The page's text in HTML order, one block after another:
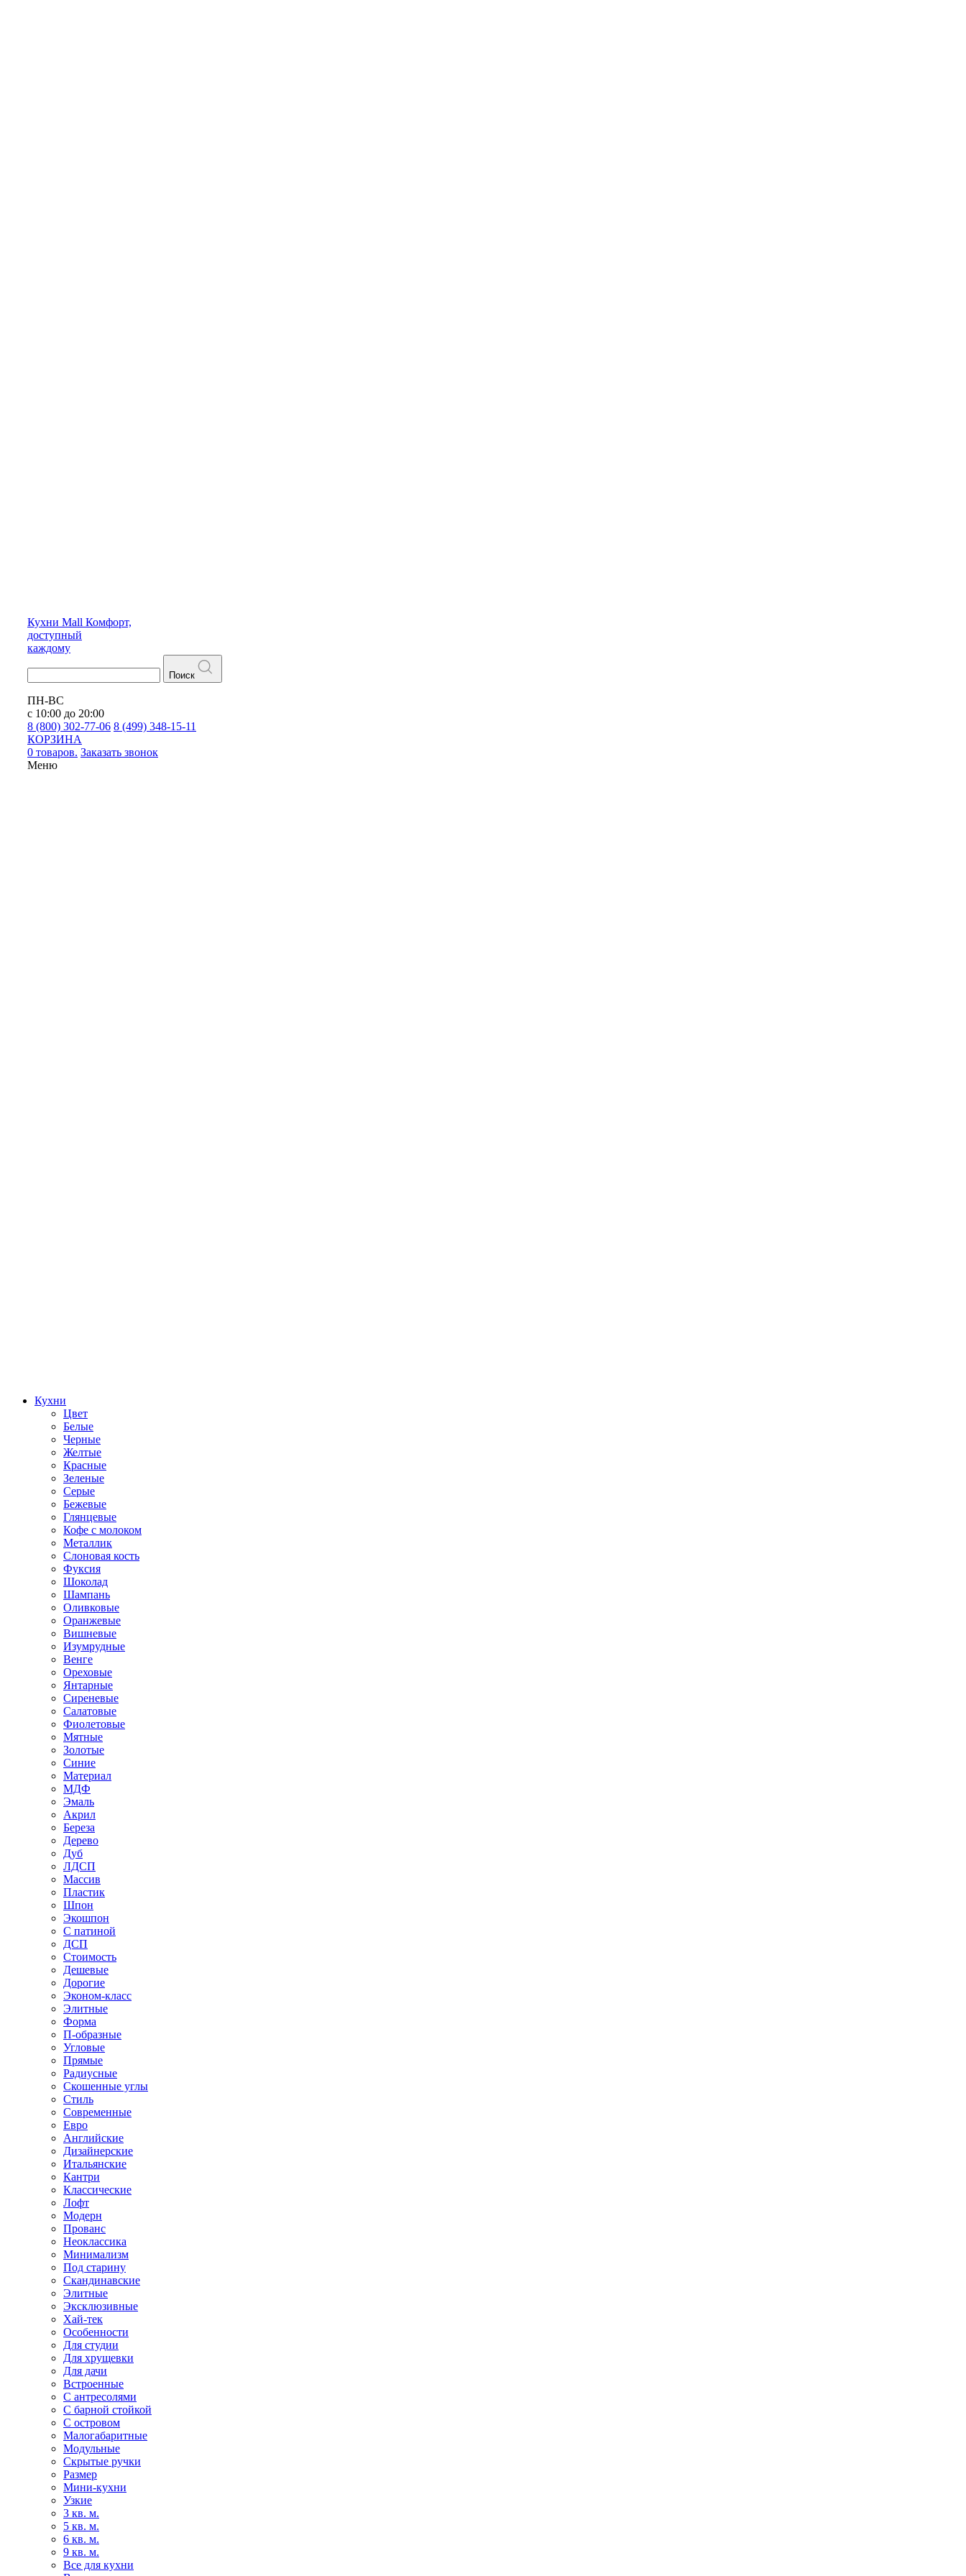
Кухни Mall Комфорт,
доступный
каждому
Поиск
ПН-ВС
с 10:00 до 20:00
8 (800) 302-77-06 8 (499) 348-15-11
КОРЗИНА
0 товаров. Заказать звонок
Меню
Кухни
Цвет
Белые
Черные
Желтые
Красные
Зеленые
Серые
Бежевые
Глянцевые
Кофе с молоком
Металлик
Слоновая кость
Фуксия
Шоколад
Шампань
Оливковые
Оранжевые
Вишневые
Изумрудные
Венге
Ореховые
Янтарные
Сиреневые
Салатовые
Фиолетовые
Мятные
Золотые
Синие
Материал
МДФ
Эмаль
Акрил
Береза
Дерево
Дуб
ЛДСП
Массив
Пластик
Шпон
Экошпон
С патиной
ДСП
Стоимость
Дешевые
Дорогие
Эконом-класс
Элитные
Форма
П-образные
Угловые
Прямые
Радиусные
Скошенные углы
Стиль
Современные
Евро
Английские
Дизайнерские
Итальянские
Кантри
Классические
Лофт
Модерн
Прованс
Неоклассика
Минимализм
Под старину
Скандинавские
Элитные
Эксклюзивные
Хай-тек
Особенности
Для студии
Для хрущевки
Для дачи
Встроенные
С антресолями
С барной стойкой
С островом
Малогабаритные
Модульные
Скрытые ручки
Размер
Мини-кухни
Узкие
3 кв. м.
5 кв. м.
6 кв. м.
9 кв. м.
Все для кухни